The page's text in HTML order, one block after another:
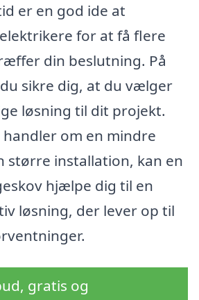
er en god ide at
for at få flere
din beslutning. På
sikre dig, at du vælger
løsning til dit projekt.
om en mindre
større installation, kan en
hjælpe dig til en
løsning, der lever op til
gratis og